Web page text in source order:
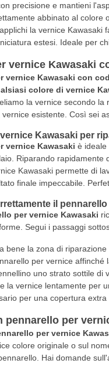
precisione e mantieni
abbinato al
la vernice
estesi. Ideale per
vernice Kawasaki
vernice Kawasaki con
colore di vernice
la vernice secondo
esistente. Così sei
Kawasaki per
vernice Kawasaki è ideale
Riparando
Kawasaki permette di
finale impeccabile.
il
per vernice Kawasaki
Segui i passaggi
bene la zona di riparazione
per vernice affinché
uno strato sottile di
la vernice lentamente per
per una copertura
pennarello per
per vernice
colore originale o sul
Hai domande